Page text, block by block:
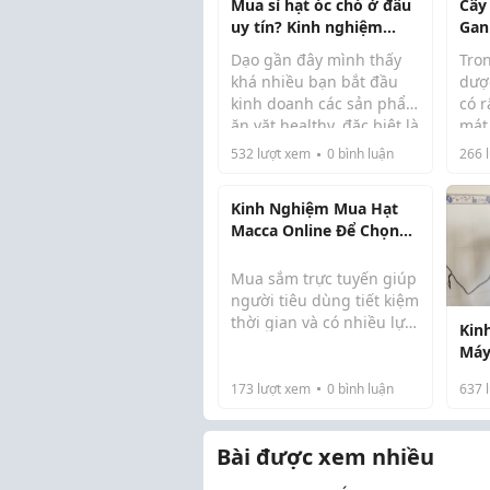
Mua sỉ hạt óc chó ở đâu
uy tín? Kinh nghiệm
chọn nguồn cho người
mới
Dạo gần đây mình thấy
khá nhiều bạn bắt đầu
kinh doanh các sản phẩm
ăn vặt healthy, đặc biệt là
các loại hạt dinh dưỡng.
được ưa chuộng vì giàu
dinh dưỡng ...
532 lượt xem 0 bình luận
Áp
có
và
266
Kinh Nghiệm Mua Hạt
Macca Online Để Chọn
Lượng
Mua sắm trực tuyến giúp
người tiêu dùng tiết kiệm
thời gian và có nhiều lựa
vài thao tác đơn giản,
và nhận sản phẩm ngay
tại nhà. T...
173 lượt xem 0 bình luận
Gia
637
Bài được xem nhiều